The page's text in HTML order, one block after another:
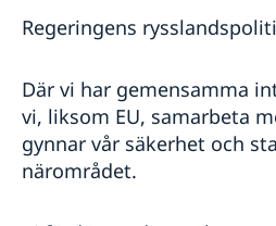
Regeringens
Där vi har gemensamma
vi, liksom EU, samarbeta
gynnar vår säkerhet och
närområdet.